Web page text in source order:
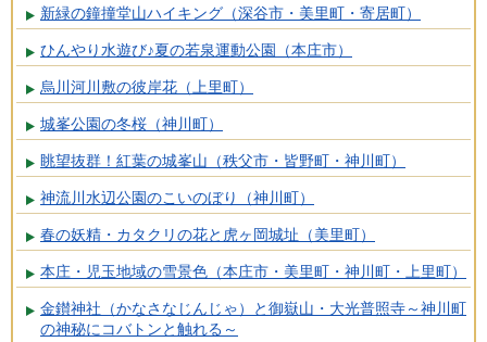
新緑の鐘撞堂山ハイキング（深谷市・美里町・寄居町）
ひんやり水遊び♪夏の若泉運動公園（本庄市）
烏川河川敷の彼岸花（上里町）
城峯公園の冬桜（神川町）
眺望抜群！紅葉の城峯山（秩父市・皆野町・神川町）
神流川水辺公園のこいのぼり（神川町）
春の妖精・カタクリの花と虎ヶ岡城址（美里町）
本庄・児玉地域の雪景色（本庄市・美里町・神川町・上里町）
金鑚神社（かなさなじんじゃ）と御嶽山・大光普照寺～神川町
の神秘にコバトンと触れる～